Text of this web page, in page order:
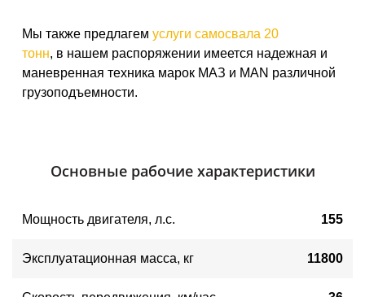
Мы также предлагем услуги самосвала 20
тонн, в нашем распоряжении имеется надежная и
маневренная техника марок МАЗ и MAN различной
грузоподъемности.
Основные рабочие характеристики
Мощность двигателя, л.с. 155
Эксплуатационная масса, кг 11800